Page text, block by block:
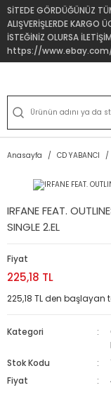
SİTEDE GÖRDÜĞÜNÜZ
ALIŞVERİŞLERDE KARGO
İSTEĞİNİZ OLURSA
https://
Anasayfa CD YABANCI
IRFANE FEAT.
SINGLE 2.EL
Fiyat
225,18 TL
225,18 TL den başlayan
Kategori
Stok Kodu
Fiyat